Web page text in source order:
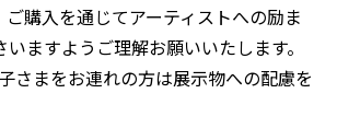
購入を通じてアーティストへの励ま
いますようご理解お願いいたします。
さまをお連れの方は展示物への配慮を